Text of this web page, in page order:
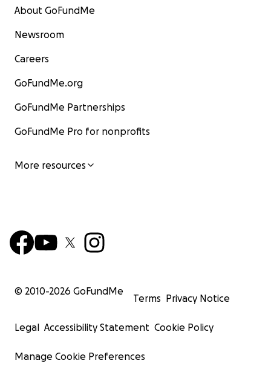
About GoFundMe
Newsroom
Careers
GoFundMe.org
GoFundMe Partnerships
GoFundMe Pro for nonprofits
More resources
© 2010-2026 GoFundMe
Terms Privacy Notice
Legal Accessibility Statement Cookie Policy
Manage Cookie Preferences